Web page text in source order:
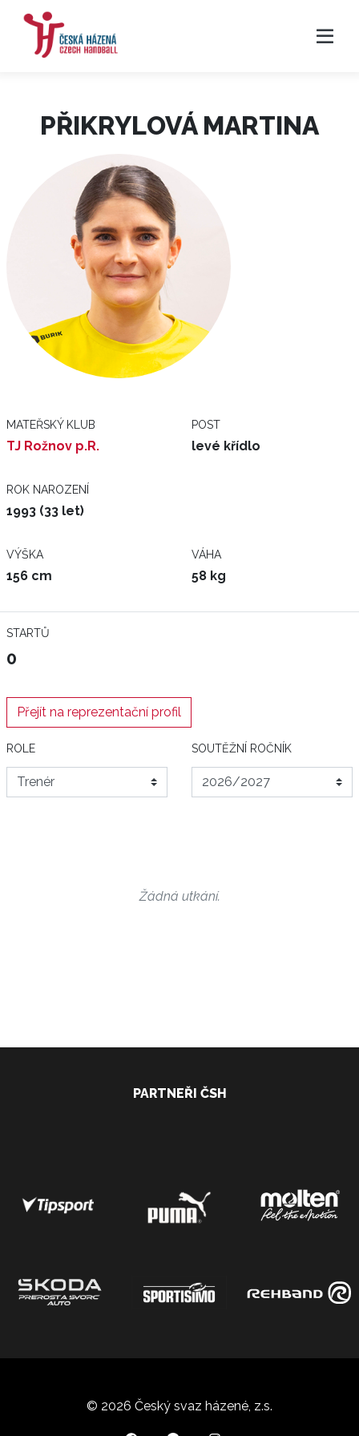
PŘIKRYLOVÁ MARTINA
MATEŘSKÝ KLUB
TJ Rožnov p.R.
POST
levé křídlo
ROK NAROZENÍ
1993 (33 let)
VÝŠKA
156 cm
VÁHA
58 kg
STARTŮ
0
Přejít na reprezentační profil
ROLE SOUTĚŽNÍ ROČNÍK
Žádná utkání.
PARTNEŘI ČSH
© 2026 Český svaz házené, z.s.